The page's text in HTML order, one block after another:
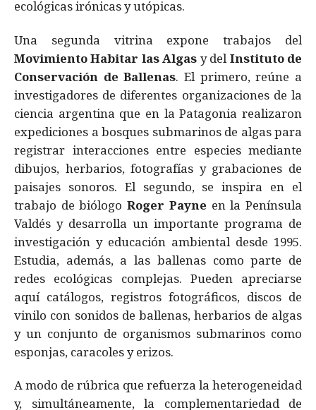
ecológicas irónicas y utópicas.
Una segunda vitrina expone trabajos del
Movimiento Habitar las Algas y delInstituto de
Conservación de Ballenas. El primero, reúne a
investigadores de diferentes organizaciones de la
ciencia argentina que en la Patagonia realizaron
expediciones a bosques submarinos de algas para
registrar interacciones entre especies mediante
dibujos, herbarios, fotografías y grabaciones de
paisajes sonoros. El segundo, se inspira en el
trabajo de biólogoRoger Payne en la Península
Valdés y desarrolla un importante programa de
investigación y educación ambiental desde 1995.
Estudia, además, a las ballenas como parte de
redes ecológicas complejas. Pueden apreciarse
aquí catálogos, registros fotográficos, discos de
vinilo con sonidos de ballenas, herbarios de algas
y un conjunto de organismos submarinos como
esponjas, caracoles y erizos.
A modo de rúbrica que refuerza la heterogeneidad
y, simultáneamente, la complementariedad de